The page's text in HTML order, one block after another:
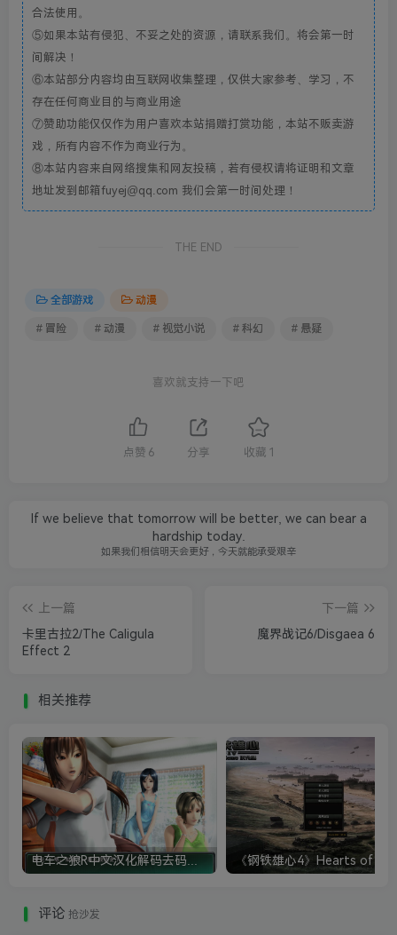
合法使用。
⑤如果本站有侵犯、不妥之处的资源，请联系我们。将会第一时
间解决！
⑥本站部分内容均由互联网收集整理，仅供大家参考、学习，不
存在任何商业目的与商业用途
⑦赞助功能仅仅作为用户喜欢本站捐赠打赏功能，本站不贩卖游
戏，所有内容不作为商业行为。
⑧本站内容来自网络搜集和网友投稿，若有侵权请将证明和文章
地址发到邮箱fuyej@qq.com 我们会第一时间处理！
THE END
全部游戏 动漫
# 冒险 # 动漫 # 视觉小说 # 科幻 # 悬疑
喜欢就支持一下吧
点赞 6 分享 收藏 1
If we believe that tomorrow will be better, we can bear a
hardship today.
如果我们相信明天会更好，今天就能承受艰辛
上一篇
卡里古拉2/The Caligula
Effect 2
下一篇
魔界战记6/Disgaea 6
相关推荐
评论 抢沙发